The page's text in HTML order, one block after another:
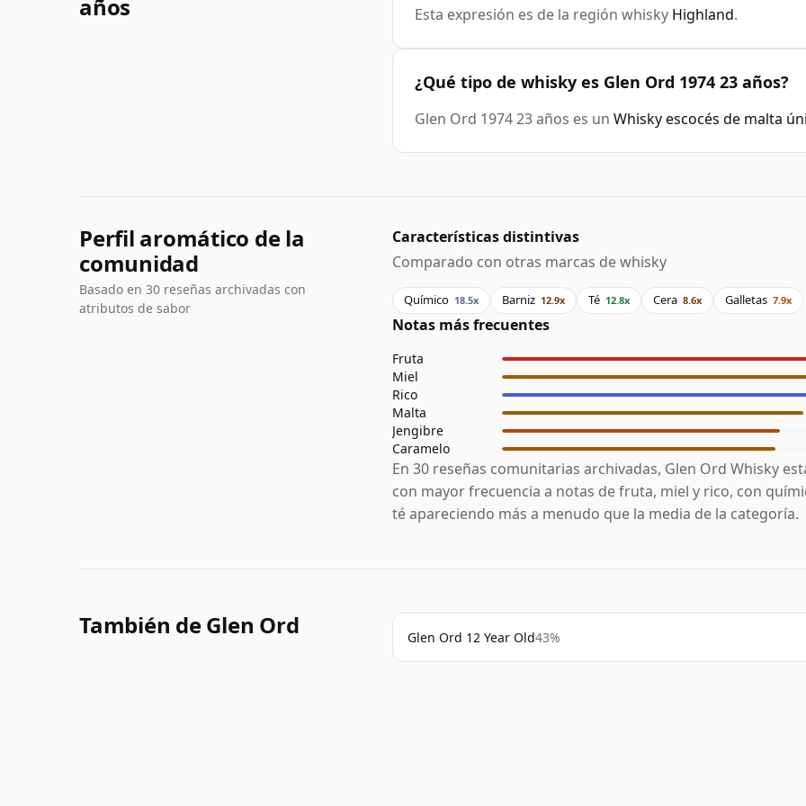
años
Esta expresión es de la región whisky Highland.
¿Qué tipo de whisky es Glen Ord 1974 23 años?
Glen Ord 1974 23 años es un Whisky escocés de malta
Perfil aromático de la
comunidad
Basado en 30 reseñas archivadas con
atributos de sabor
Características distintivas
Comparado con otras marcas de whisky
Químico 18.5x Barniz 12.9x Té 12.8x Cera 8.6x Galletas 7.9x
Notas más frecuentes
Fruta
Miel
Rico
Malta
Jengibre
Caramelo
En 30 reseñas comunitarias archivadas, Glen Ord Whisky
con mayor frecuencia a notas de fruta, miel y rico, con
té apareciendo más a menudo que la media de la categoría.
También de Glen Ord Glen Ord 12 Year Old43%